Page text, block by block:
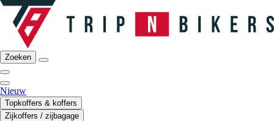
Zoeken
Nieuw
Topkoffers & koffers
Zijkoffers / zijbagage